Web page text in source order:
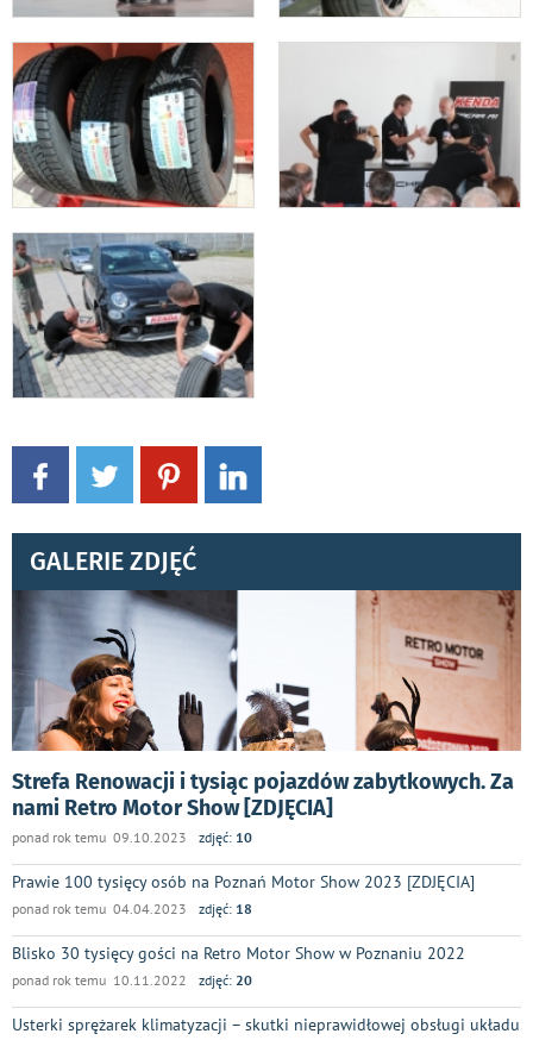
GALERIE ZDJĘĆ
Strefa Renowacji i tysiąc pojazdów zabytkowych. Za
nami Retro Motor Show [ZDJĘCIA]
ponad rok temu 09.10.2023 zdjęć: 10
Prawie 100 tysięcy osób na Poznań Motor Show 2023 [ZDJĘCIA]
ponad rok temu 04.04.2023 zdjęć: 18
Blisko 30 tysięcy gości na Retro Motor Show w Poznaniu 2022
ponad rok temu 10.11.2022 zdjęć: 20
Usterki sprężarek klimatyzacji – skutki nieprawidłowej obsługi układu